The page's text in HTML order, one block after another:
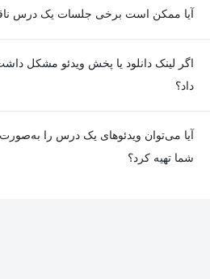
آیا ممکن است برخی جلسات یک درس
اگر لینک دانلود یا پخش ویدئو مشکل
داد؟
آیا می‌توان ویدئوهای یک درس را
شما تهیه کرد؟